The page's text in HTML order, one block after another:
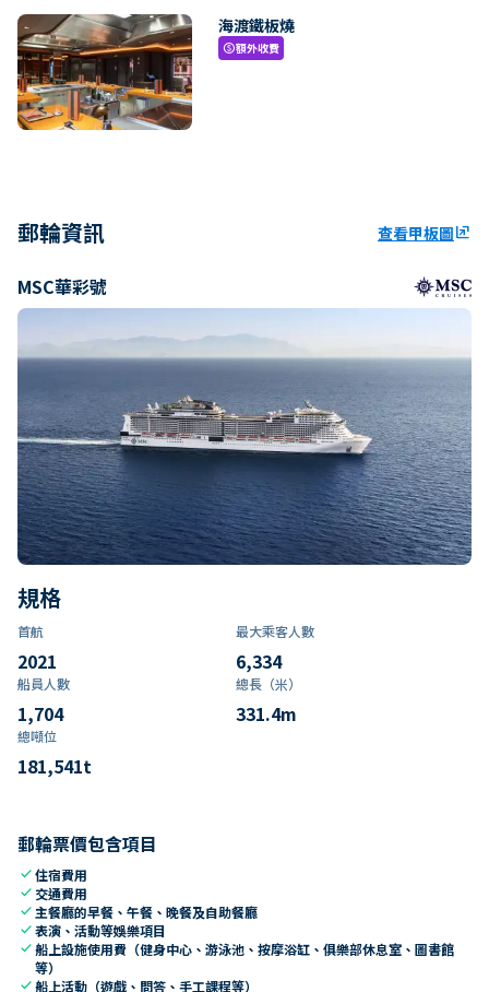
海渡鐵板燒
paid額外收費
郵輪資訊 查看甲板圖ungroup
MSC華彩號
規格
首航
2021
最大乘客人數
6,334
船員人數
1,704
總長（米）
331.4m
總噸位
181,541t
郵輪票價包含項目
check住宿費用
check 交通費用
check 主餐廳的早餐、午餐、晚餐及自助餐廳
check表演、活動等娛樂項目
check船上設施使用費（健身中心、游泳池、按摩浴缸、俱樂部休息室、圖書館
等）
check船上活動（遊戲、問答、手工課程等）